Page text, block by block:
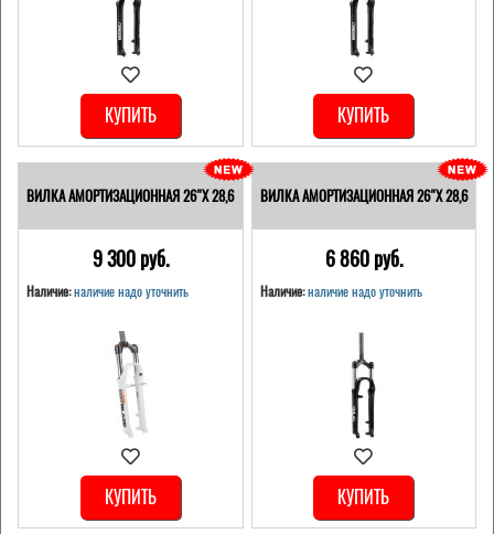
КУПИТЬ КУПИТЬ
ВИЛКА АМОРТИЗАЦИОННАЯ 26"Х 28,6
9 300 pуб.
Наличие:наличие надо уточнить
КУПИТЬ
ВИЛКА АМОРТИЗАЦИОННАЯ 26"Х 28,6
6 860 pуб.
Наличие: наличие надо уточнить
КУПИТЬ